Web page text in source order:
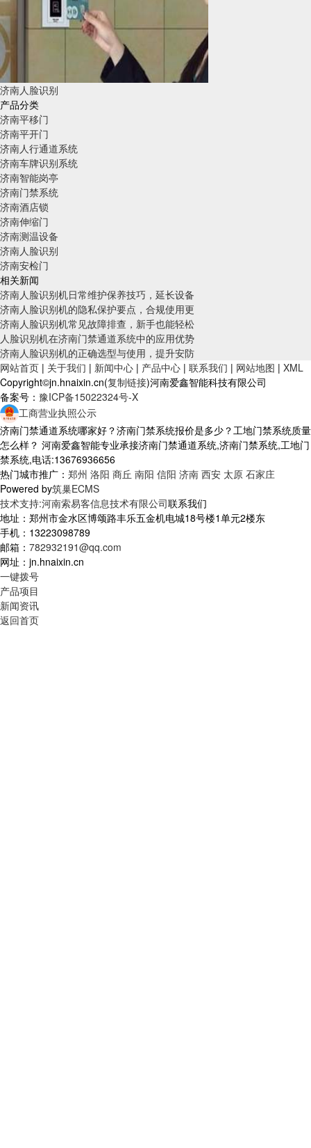
济南人脸识别
产品分类
济南平移门
济南平开门
济南人行通道系统
济南车牌识别系统
济南智能岗亭
济南门禁系统
济南酒店锁
济南伸缩门
济南测温设备
济南人脸识别
济南安检门
相关新闻
济南人脸识别机日常维护保养技巧，延长设备
济南人脸识别机的隐私保护要点，合规使用更
济南人脸识别机常见故障排查，新手也能轻松
人脸识别机在济南门禁通道系统中的应用优势
济南人脸识别机的正确选型与使用，提升安防
网站首页 | 关于我们 | 新闻中心 | 产品中心 | 联系我们 | 网站地图 | XML
Copyright©jn.hnaixin.cn(复制链接)河南爱鑫智能科技有限公司
备案号： 豫ICP备15022324号-X
工商营业执照公示
济南门禁通道系统哪家好？济南门禁系统报价是多少？工地门禁系统质量
怎么样？ 河南爱鑫智能专业承接济南门禁通道系统,济南门禁系统,工地门
禁系统,电话:13676936656
热门城市推广： 郑州 洛阳 商丘 南阳 信阳 济南 西安 太原 石家庄
Powered by筑巢ECMS
技术支持:河南索易客信息技术有限公司联系我们
地址：郑州市金水区博颂路丰乐五金机电城18号楼1单元2楼东
手机：13223098789
邮箱： 782932191@qq.com
网址：jn.hnaixin.cn
一键拨号
产品项目
新闻资讯
返回首页